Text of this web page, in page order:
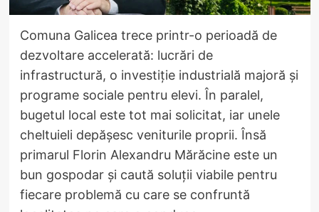
Comuna Galicea trece printr-o perioadă de
dezvoltare accelerată: lucrări de
infrastructură, o investiție industrială majoră și
programe sociale pentru elevi. În paralel,
bugetul local este tot mai solicitat, iar unele
cheltuieli depășesc veniturile proprii. Însă
primarul Florin Alexandru Mărăcine este un
bun gospodar și caută soluții viabile pentru
fiecare problemă cu care se confruntă